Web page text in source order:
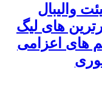
والیبال
های لیگ
های اعزامی